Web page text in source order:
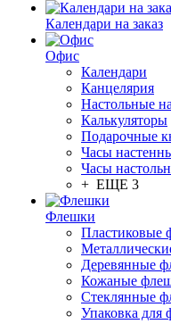
Календари на заказ
Офис
Календари
Канцелярия
Настольные
Калькуляторы
Подарочные
Часы
Часы
+ ЕЩЕ 3
Флешки
Пластиковые
Деревянные
Кожаные
Стеклянные
Упаковка для